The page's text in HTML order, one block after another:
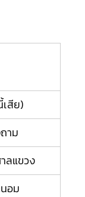
สีย)
าม
ลแขวง
อม